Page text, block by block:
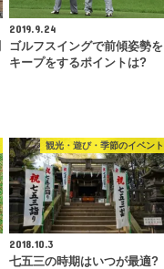
2019.9.24
ゴルフスイングで前傾姿勢を
キープをするポイントは?
観光・遊び・季節のイベント
2018.10.3
七五三の時期はいつが最適?